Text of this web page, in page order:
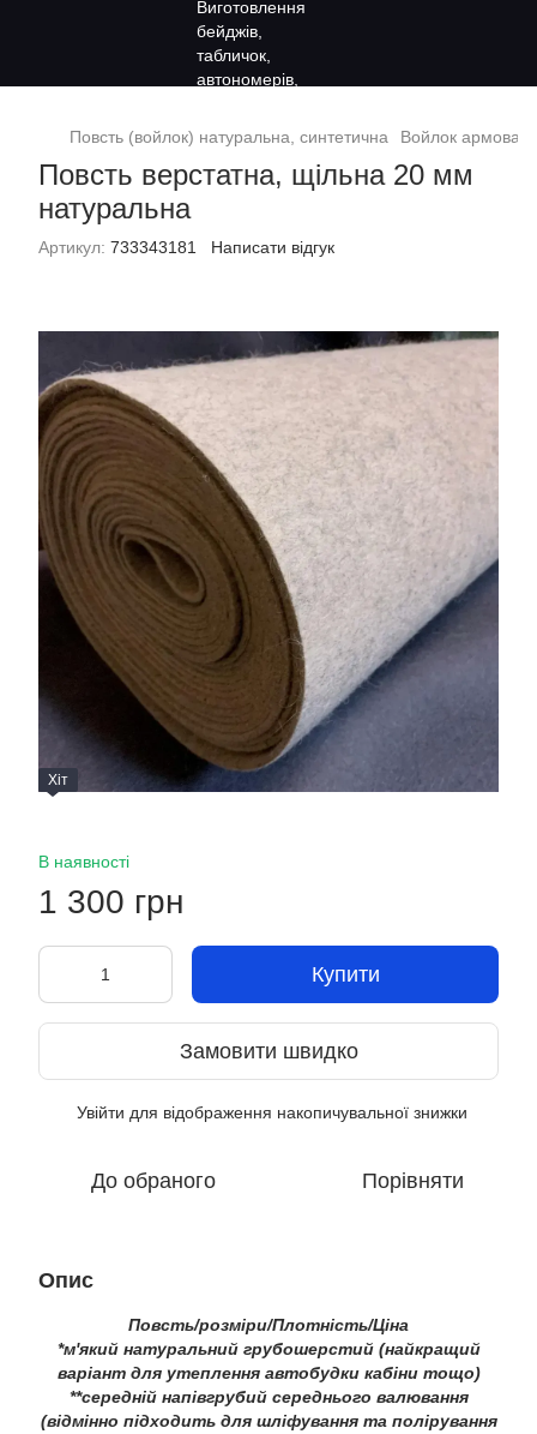
Повсть (войлок) натуральна, синтетична Войлок
Повсть верстатна, щільна 20 мм
натуральна
Артикул: 733343181 Написати відгук
Хіт
В наявності
1 300 грн
Купити
Замовити швидко
Увійти для відображення накопичувальної знижки
До обраного Порівняти
Опис
Повсть/розміри/Плотність/Ціна
*м'який натуральний грубошерстий (найкращий
варіант для утеплення автобудки кабіни тощо)
**середній напівгрубий середнього валювання
(відмінно підходить для шліфування та полірування